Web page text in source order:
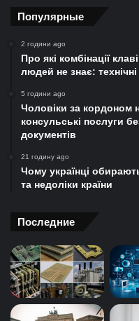
Популярные
2 години ago
Про які комбінації
людей не знає:
5 години ago
Чоловіки за кордоном
консульські послуги
документів
21 годину ago
Чому українці
та недоліки країни
Последние